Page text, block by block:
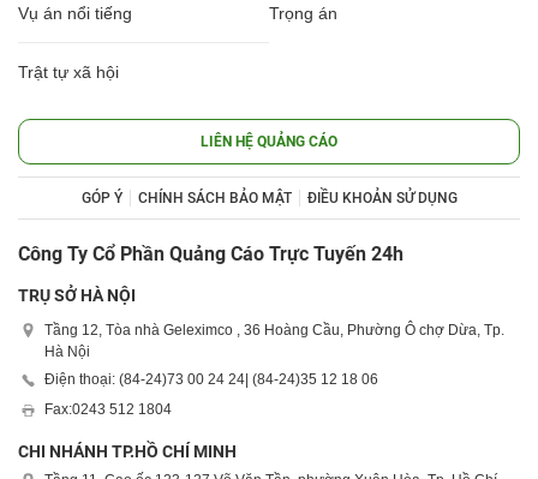
Vụ án nổi tiếng Trọng án
Trật tự xã hội
LIÊN HỆ QUẢNG CÁO
GÓP Ý CHÍNH SÁCH BẢO MẬT ĐIỀU KHOẢN SỬ DỤNG
Công Ty Cổ Phần Quảng Cáo Trực Tuyến 24h
TRỤ SỞ HÀ NỘI
Tầng 12, Tòa nhà Geleximco , 36 Hoàng Cầu, Phường Ô chợ Dừa, Tp.
Hà Nội
Điện thoại: (84-24)73 00 24 24 | (84-24)35 12 18 06
Fax:0243 512 1804
CHI NHÁNH TP.HỒ CHÍ MINH